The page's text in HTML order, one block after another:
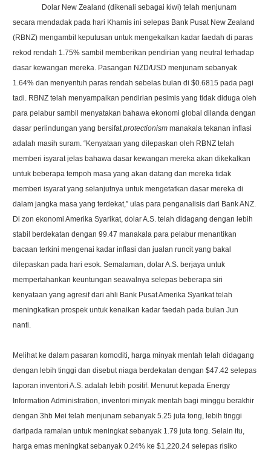
Dolar New Zealand (dikenali sebagai kiwi) telah menjunam
secara mendadak pada hari Khamis ini selepas Bank Pusat New Zealand
(RBNZ) mengambil keputusan untuk mengekalkan kadar faedah di paras
rekod rendah 1.75% sambil memberikan pendirian yang neutral terhadap
dasar kewangan mereka. Pasangan NZD/USD menjunam sebanyak
1.64% dan menyentuh paras rendah sebelas bulan di $0.6815 pada pagi
tadi. RBNZ telah menyampaikan pendirian pesimis yang tidak diduga oleh
para pelabur sambil menyatakan bahawa ekonomi global dilanda dengan
dasar perlindungan yang bersifatprotectionismmanakala tekanan inflasi
adalah masih suram. “Kenyataan yang dilepaskan oleh RBNZ telah
memberi isyarat jelas bahawa dasar kewangan mereka akan dikekalkan
untuk beberapa tempoh masa yang akan datang dan mereka tidak
memberi isyarat yang selanjutnya untuk mengetatkan dasar mereka di
dalam jangka masa yang terdekat,” ulas para penganalisis dari Bank ANZ.
Di zon ekonomi Amerika Syarikat, dolar A.S. telah didagang dengan lebih
stabil berdekatan dengan 99.47 manakala para pelabur menantikan
bacaan terkini mengenai kadar inflasi dan jualan runcit yang bakal
dilepaskan pada hari esok. Semalaman, dolar A.S. berjaya untuk
mempertahankan keuntungan seawalnya selepas beberapa siri
kenyataan yang agresif dari ahli Bank Pusat Amerika Syarikat telah
meningkatkan prospek untuk kenaikan kadar faedah pada bulan Jun
nanti.
Melihat ke dalam pasaran komoditi, harga minyak mentah telah didagang
dengan lebih tinggi dan disebut niaga berdekatan dengan $47.42 selepas
laporan inventori A.S. adalah lebih positif. Menurut kepada Energy
Information Administration, inventori minyak mentah bagi minggu berakhir
dengan 3hb Mei telah menjunam sebanyak 5.25 juta tong, lebih tinggi
daripada ramalan untuk meningkat sebanyak 1.79 juta tong. Selain itu,
harga emas meningkat sebanyak 0.24% ke $1,220.24 selepas risiko